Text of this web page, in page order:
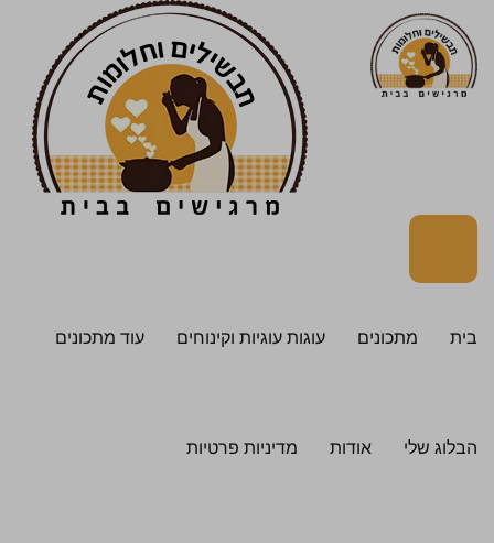
בית מתכונים עוגות עוגיות וקינוחים עוד מתכונים
הבלוג שלי אודות מדיניות פרטיות